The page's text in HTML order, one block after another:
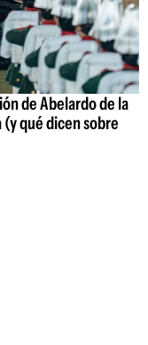
de Abelardo de la
qué dicen sobre